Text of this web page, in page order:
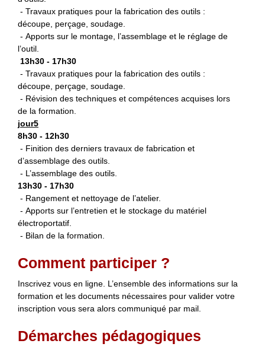
- Travaux pratiques pour la fabrication des outils :
découpe, perçage, soudage.
- Apports sur le montage, l’assemblage et le réglage de
l’outil.
13h30 - 17h30
- Travaux pratiques pour la fabrication des outils :
découpe, perçage, soudage.
- Révision des techniques et compétences acquises lors
de la formation.
jour5
8h30 - 12h30
- Finition des derniers travaux de fabrication et
d’assemblage des outils.
- L’assemblage des outils.
13h30 - 17h30
- Rangement et nettoyage de l’atelier.
- Apports sur l’entretien et le stockage du matériel
électroportatif.
- Bilan de la formation.
Comment participer ?
Inscrivez vous en ligne. L’ensemble des informations sur la
formation et les documents nécessaires pour valider votre
inscription vous sera alors communiqué par mail.
Démarches pédagogiques